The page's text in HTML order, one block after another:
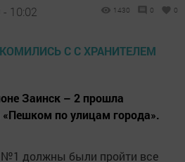
10:02 1430 0 0
Заинск – 2 прошла
по улицам города».
должны были пройти все